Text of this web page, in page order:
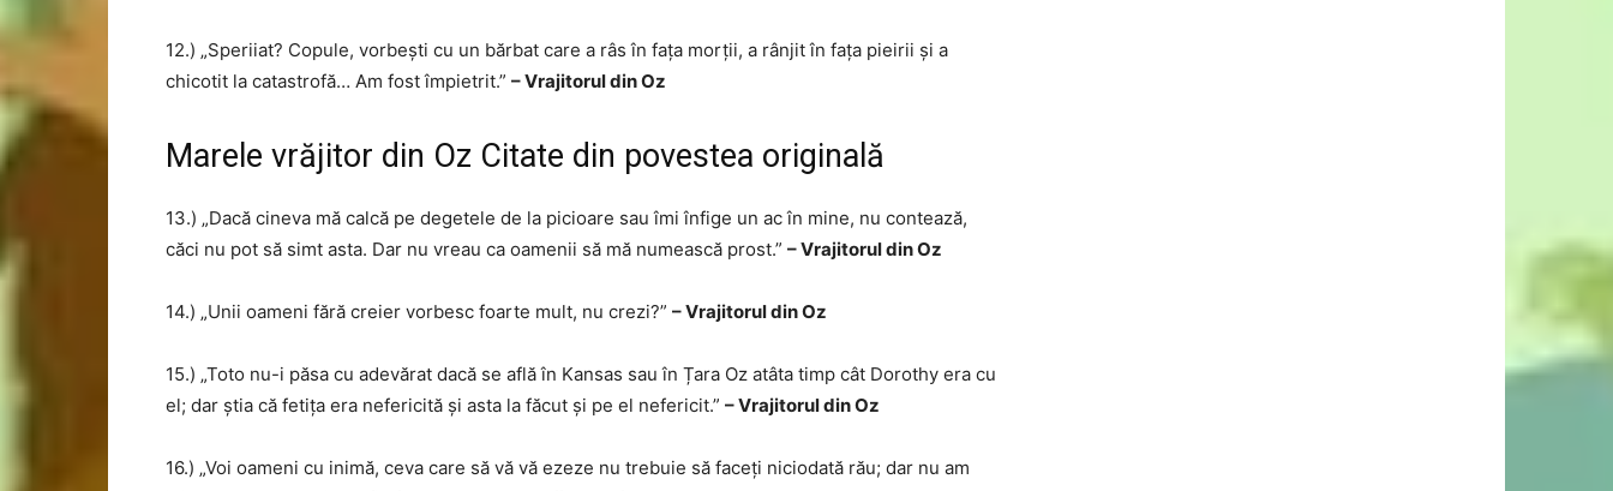
12.) „Speriiat? Copule, vorbești cu un bărbat care a râs în fața morții, a rânjit în fața pieirii și a
chicotit la catastrofă… Am fost împietrit.” – Vrajitorul din Oz
Marele vrăjitor din Oz Citate din povestea originală
13.) „Dacă cineva mă calcă pe degetele de la picioare sau îmi înfige un ac în mine, nu contează,
căci nu pot să simt asta. Dar nu vreau ca oamenii să mă numească prost.” – Vrajitorul din Oz
14.) „Unii oameni fără creier vorbesc foarte mult, nu crezi?” – Vrajitorul din Oz
15.) „Toto nu-i păsa cu adevărat dacă se află în Kansas sau în Țara Oz atâta timp cât Dorothy era cu
el; dar știa că fetița era nefericită și asta la făcut și pe el nefericit.” – Vrajitorul din Oz
16.) „Voi oameni cu inimă, ceva care să vă vă ezeze nu trebuie să faceți niciodată rău; dar nu am